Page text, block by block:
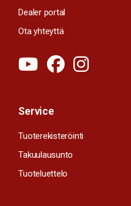
Dealer portal
Ota yhteyttä
Service
Tuoterekisteröinti
Takuulausunto
Tuoteluettelo